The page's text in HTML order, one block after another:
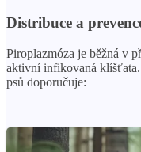
Distribuce a
Piroplazmóza je běžná v
aktivní infikovaná
psů doporučuje: